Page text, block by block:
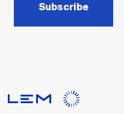
Subscribe